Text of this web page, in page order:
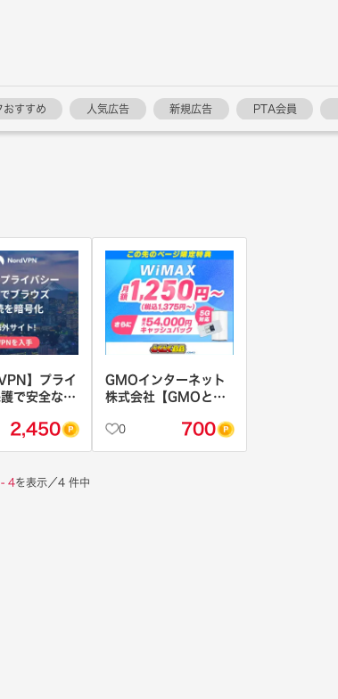
おすすめ 人気広告 新規広告 PTA会員
】プライ
で安全な制
2,450
GMOインターネット
株式会社【GMOとく
0 700
- 4を表示／4 件中